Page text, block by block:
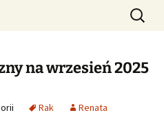
i
astrologiczne
Szukaj:
na wrzesień 2025
Rak Renata